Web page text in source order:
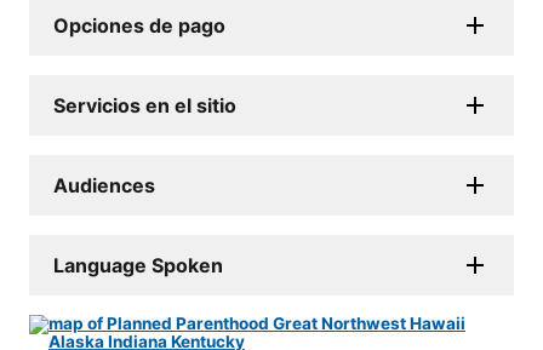
Opciones de pago
Servicios en el sitio
Audiences
Language Spoken